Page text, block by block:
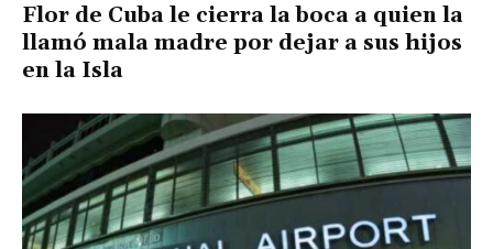
Flor de Cuba le cierra la boca a quien la
llamó mala madre por dejar a sus hijos
en la Isla